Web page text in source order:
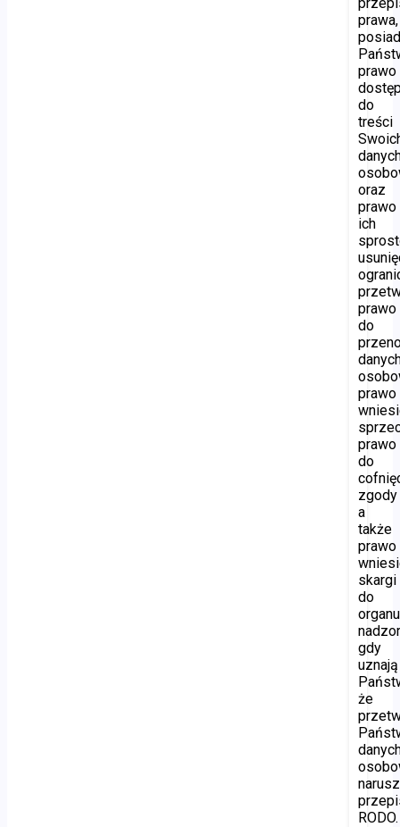
prawa,
prawo
do
treści
oraz
prawo
ich
prawo
do
prawo
prawo
do
zgody
a
także
prawo
skargi
do
organu
gdy
uznają
że
RODO.